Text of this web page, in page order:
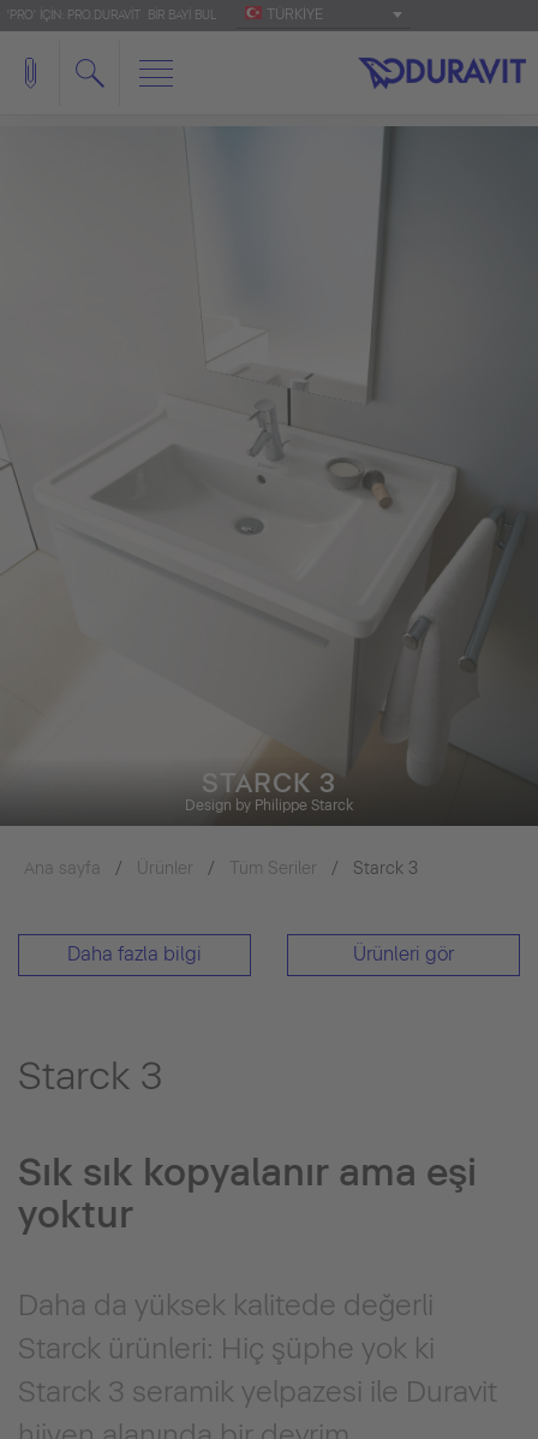
'PRO' IÇIN: PRO.DURAVIT BIR BAYI BUL TÜRKIYE
STARCK 3
Design by Philippe Starck
Ana sayfa Ürünler Tüm Seriler Starck 3
Daha fazla bilgi Ürünleri gör
Starck 3
Sık sık kopyalanır ama eşi
yoktur
Daha da yüksek kalitede değerli
Starck ürünleri: Hiç şüphe yok ki
Starck 3 seramik yelpazesi ile Duravit